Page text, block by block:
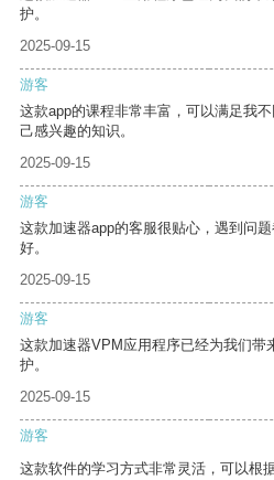
护。
2025-09-15
游客
这款app的课程非常丰富，可以满足我
己感兴趣的知识。
2025-09-15
游客
这款加速器app的客服很贴心，遇到问
好。
2025-09-15
游客
这款加速器VPM应用程序已经为我们带
护。
2025-09-15
游客
这款软件的学习方式非常灵活，可以根